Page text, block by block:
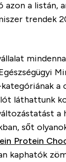
a
a
láthattunk
sőt
Protein
kaphatók